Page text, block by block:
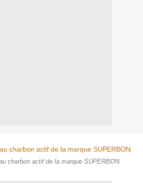
charbon actif de la marque SUPERBON